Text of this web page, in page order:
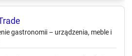
gastronomii – urządzenia, meble i